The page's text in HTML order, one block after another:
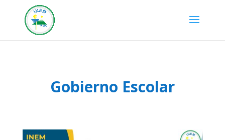
Gobierno Escolar